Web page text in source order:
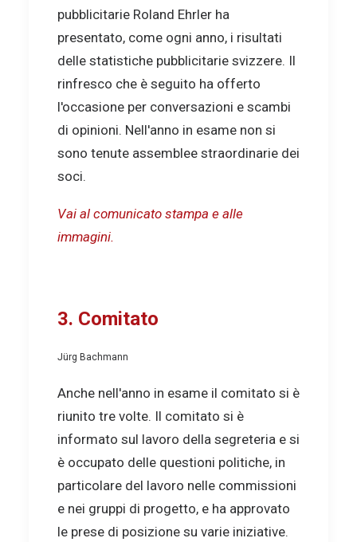
pubblicitarie Roland Ehrler ha
presentato, come ogni anno, i risultati
delle statistiche pubblicitarie svizzere. Il
rinfresco che è seguito ha offerto
l'occasione per conversazioni e scambi
di opinioni. Nell'anno in esame non si
sono tenute assemblee straordinarie dei
soci.
Vai al comunicato stampa e alle
immagini.
3. Comitato
Jürg Bachmann
Anche nell'anno in esame il comitato si è
riunito tre volte. Il comitato si è
informato sul lavoro della segreteria e si
è occupato delle questioni politiche, in
particolare del lavoro nelle commissioni
e nei gruppi di progetto, e ha approvato
le prese di posizione su varie iniziative.